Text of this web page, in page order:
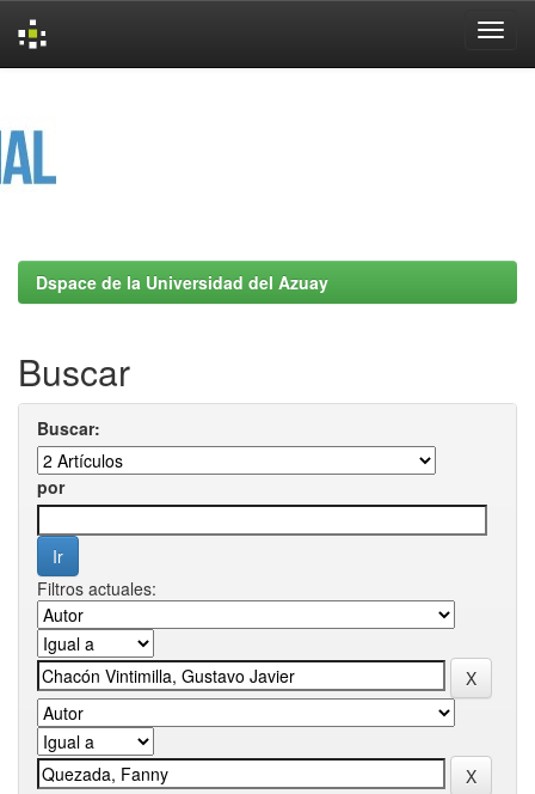
Dspace de la Universidad del Azuay
Buscar
Buscar:
por
Filtros actuales: